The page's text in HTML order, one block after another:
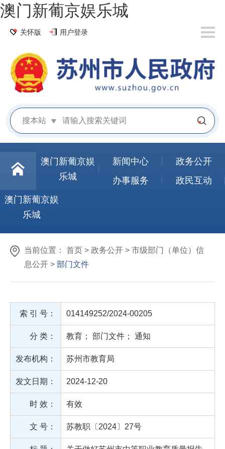
澳门新葡京娱乐城
关怀版 用户登录
搜本站
澳门新葡京娱
乐城
新闻中心
政务公开
办事服务
政民互动
澳门新葡京娱
乐城
当前位置： 首页 > 政务公开 > 市级部门（单位）信
息公开 > 部门文件
索 引 号： 014149252/2024-00205
分 类： 教育 ； 部门文件 ； 通知
发布机构： 苏州市教育局
发文日期： 2024-12-20
时 效： 有效
文 号： 苏教职〔2024〕27号